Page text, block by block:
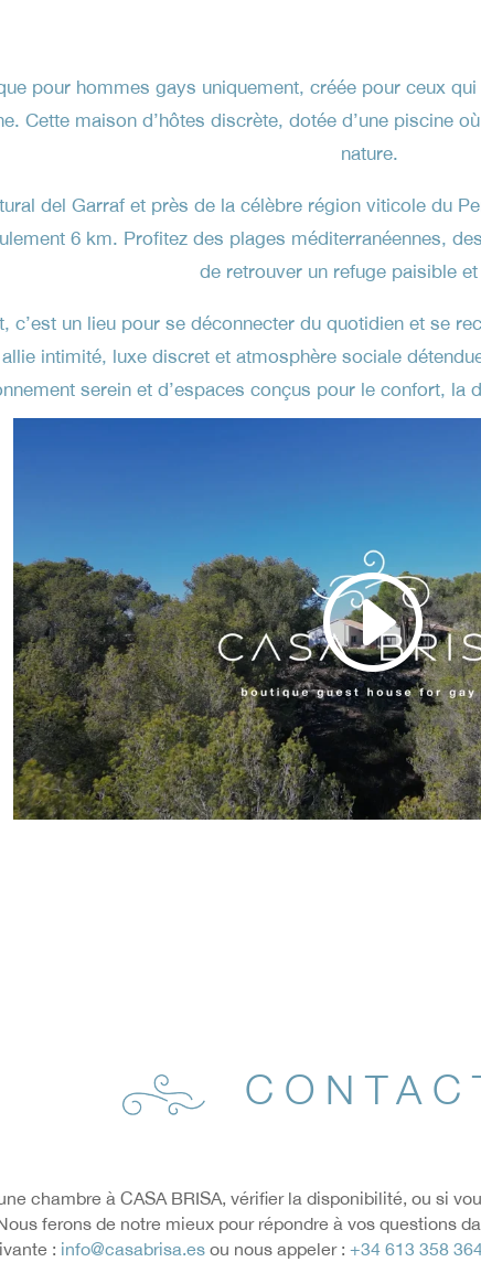
pour hommes gays uniquement, créée pour ceux
Cette maison d’hôtes discrète, dotée d’une piscine
nature.
del Garraf et près de la célèbre région viticole du
6 km. Profitez des plages méditerranéennes,
de retrouver un refuge paisible
c’est un lieu pour se déconnecter du quotidien et se
intimité, luxe discret et atmosphère sociale
serein et d’espaces conçus pour le confort, la
chambre à CASA BRISA, vérifier la disponibilité, ou si
ferons de notre mieux pour répondre à vos questions
: info@casabrisa.esou nous appeler : +34 613 358